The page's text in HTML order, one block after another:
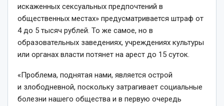
искаженных сексуальных предпочтений в
общественных местах» предусматривается штраф от
4 до 5 тысяч рублей. То же самое, но в
образовательных заведениях, учреждениях культуры
или органах власти потянет на арест до 15 суток.
«Проблема, поднятая нами, является острой
и злободневной, поскольку затрагивает социальные
болезни нашего общества и в первую очередь